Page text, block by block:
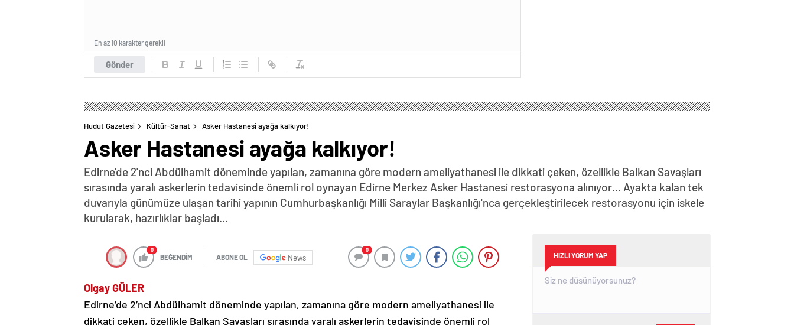
Gönder
En az 10 karakter gerekli
Hudut Gazetesi Kültür-Sanat Asker Hastanesi ayağa kalkıyor!
Asker Hastanesi ayağa kalkıyor!
Edirne'de 2'nci Abdülhamit döneminde yapılan, zamanına göre modern ameliyathanesi ile dikkati çeken, özellikle Balkan Savaşları
sırasında yaralı askerlerin tedavisinde önemli rol oynayan Edirne Merkez Asker Hastanesi restorasyona alınıyor… Ayakta kalan tek
duvarıyla günümüze ulaşan tarihi yapının Cumhurbaşkanlığı Milli Saraylar Başkanlığı'nca gerçekleştirilecek restorasyonu için iskele
kurularak, hazırlıklar başladı…
0
BEĞENDİM ABONE OL News
0
Olgay GÜLER
Edirne’de 2’nci Abdülhamit döneminde yapılan, zamanına göre modern ameliyathanesi ile
dikkati çeken, özellikle Balkan Savaşları sırasında yaralı askerlerin tedavisinde önemli rol
HIZLI YORUM YAP